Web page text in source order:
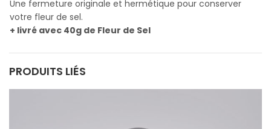
Une fermeture originale et hermétique pour conserver
votre fleur de sel.
+ livré avec 40g de Fleur de Sel
PRODUITS LIÉS